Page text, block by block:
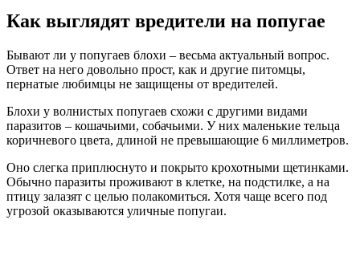
Как выглядят вредители на попугае
Бывают ли у попугаев блохи – весьма актуальный вопрос.
Ответ на него довольно прост, как и другие питомцы,
пернатые любимцы не защищены от вредителей.
Блохи у волнистых попугаев схожи с другими видами
паразитов – кошачьими, собачьими. У них маленькие тельца
коричневого цвета, длиной не превышающие 6 миллиметров.
Оно слегка приплюснуто и покрыто крохотными щетинками.
Обычно паразиты проживают в клетке, на подстилке, а на
птицу залазят с целью полакомиться. Хотя чаще всего под
угрозой оказываются уличные попугаи.